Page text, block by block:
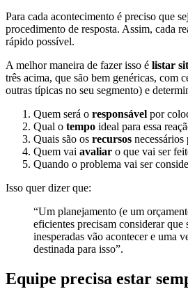
Para cada acontecimento é preciso que
procedimento de resposta. Assim, cada
rápido possível.
A melhor maneira de fazer isso é listar
três acima, que são bem genéricas, com
outras típicas no seu segmento) e
Quem será o responsável por
Qual o tempo ideal para essa
Quais são os recursos necessários
Quem vai avaliar o que vai ser
Quando o problema vai ser
Isso quer dizer que:
“Um planejamento (e um
eficientes precisam considerar que
inesperadas vão acontecer e uma
destinada para isso”.
Equipe precisa estar